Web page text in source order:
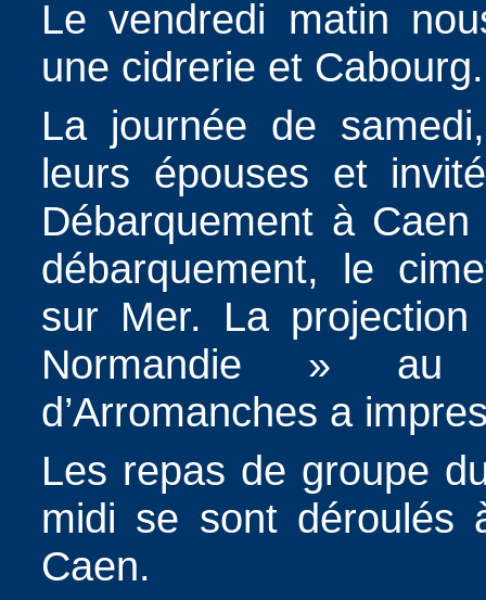
Le vendredi matin
une cidrerie et Cabourg.
La journée de
leurs épouses et
Débarquement à
débarquement, le
sur Mer. La
Normandie » au
d’Arromanches a
Les repas de groupe
midi se sont déroulés
Caen.